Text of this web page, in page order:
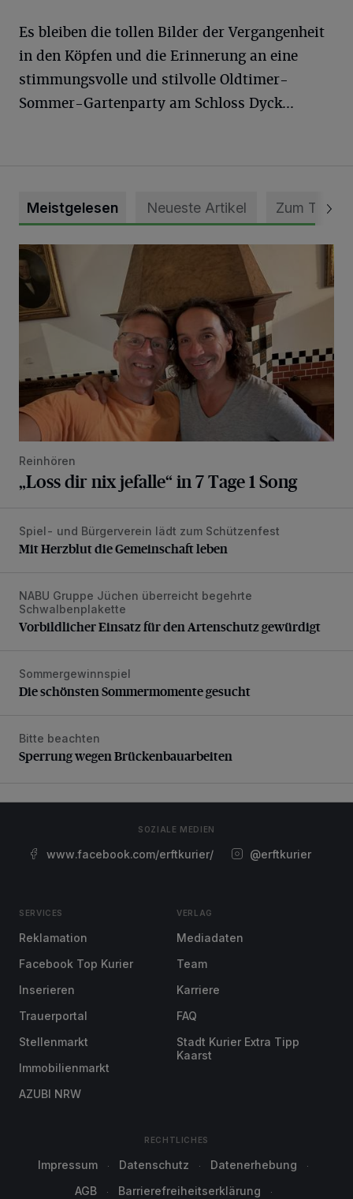
Es bleiben die tollen Bilder der Vergangenheit
in den Köpfen und die Erinnerung an eine
stimmungsvolle und stilvolle Oldtimer-
Sommer-Gartenparty am Schloss Dyck...
Meistgelesen Neueste Artikel Zum Thema
„Loss dir nix jefalle“ in 7 Tage 1 Song
Reinhören
„Loss dir nix jefalle“ in 7 Tage 1 Song
Mit Herzblut die Gemeinschaft leben
Spiel- und Bürgerverein lädt zum Schützenfest
Mit Herzblut die Gemeinschaft leben
Vorbildlicher Einsatz für den Artenschutz gewürdigt
NABU Gruppe Jüchen überreicht begehrte
Schwalbenplakette
Vorbildlicher Einsatz für den Artenschutz gewürdigt
Die schönsten Sommermomente gesucht
Sommergewinnspiel
Die schönsten Sommermomente gesucht
Sperrung wegen Brückenbauarbeiten
Bitte beachten
Sperrung wegen Brückenbauarbeiten
SOZIALE MEDIEN
www.facebook.com/erftkurier/ @erftkurier
SERVICES
Reklamation
Facebook Top Kurier
Inserieren
Trauerportal
Stellenmarkt
Immobilienmarkt
AZUBI NRW
VERLAG
Mediadaten
Team
Karriere
FAQ
Stadt Kurier Extra Tipp
Kaarst
RECHTLICHES
Impressum Datenschutz
Datenerhebung
AGB
Barrierefreiheitserklärung